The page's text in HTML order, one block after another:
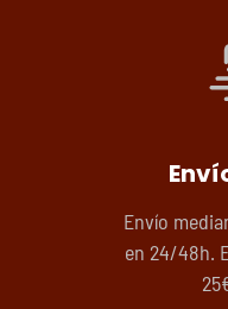
Envío
en 24/48h.